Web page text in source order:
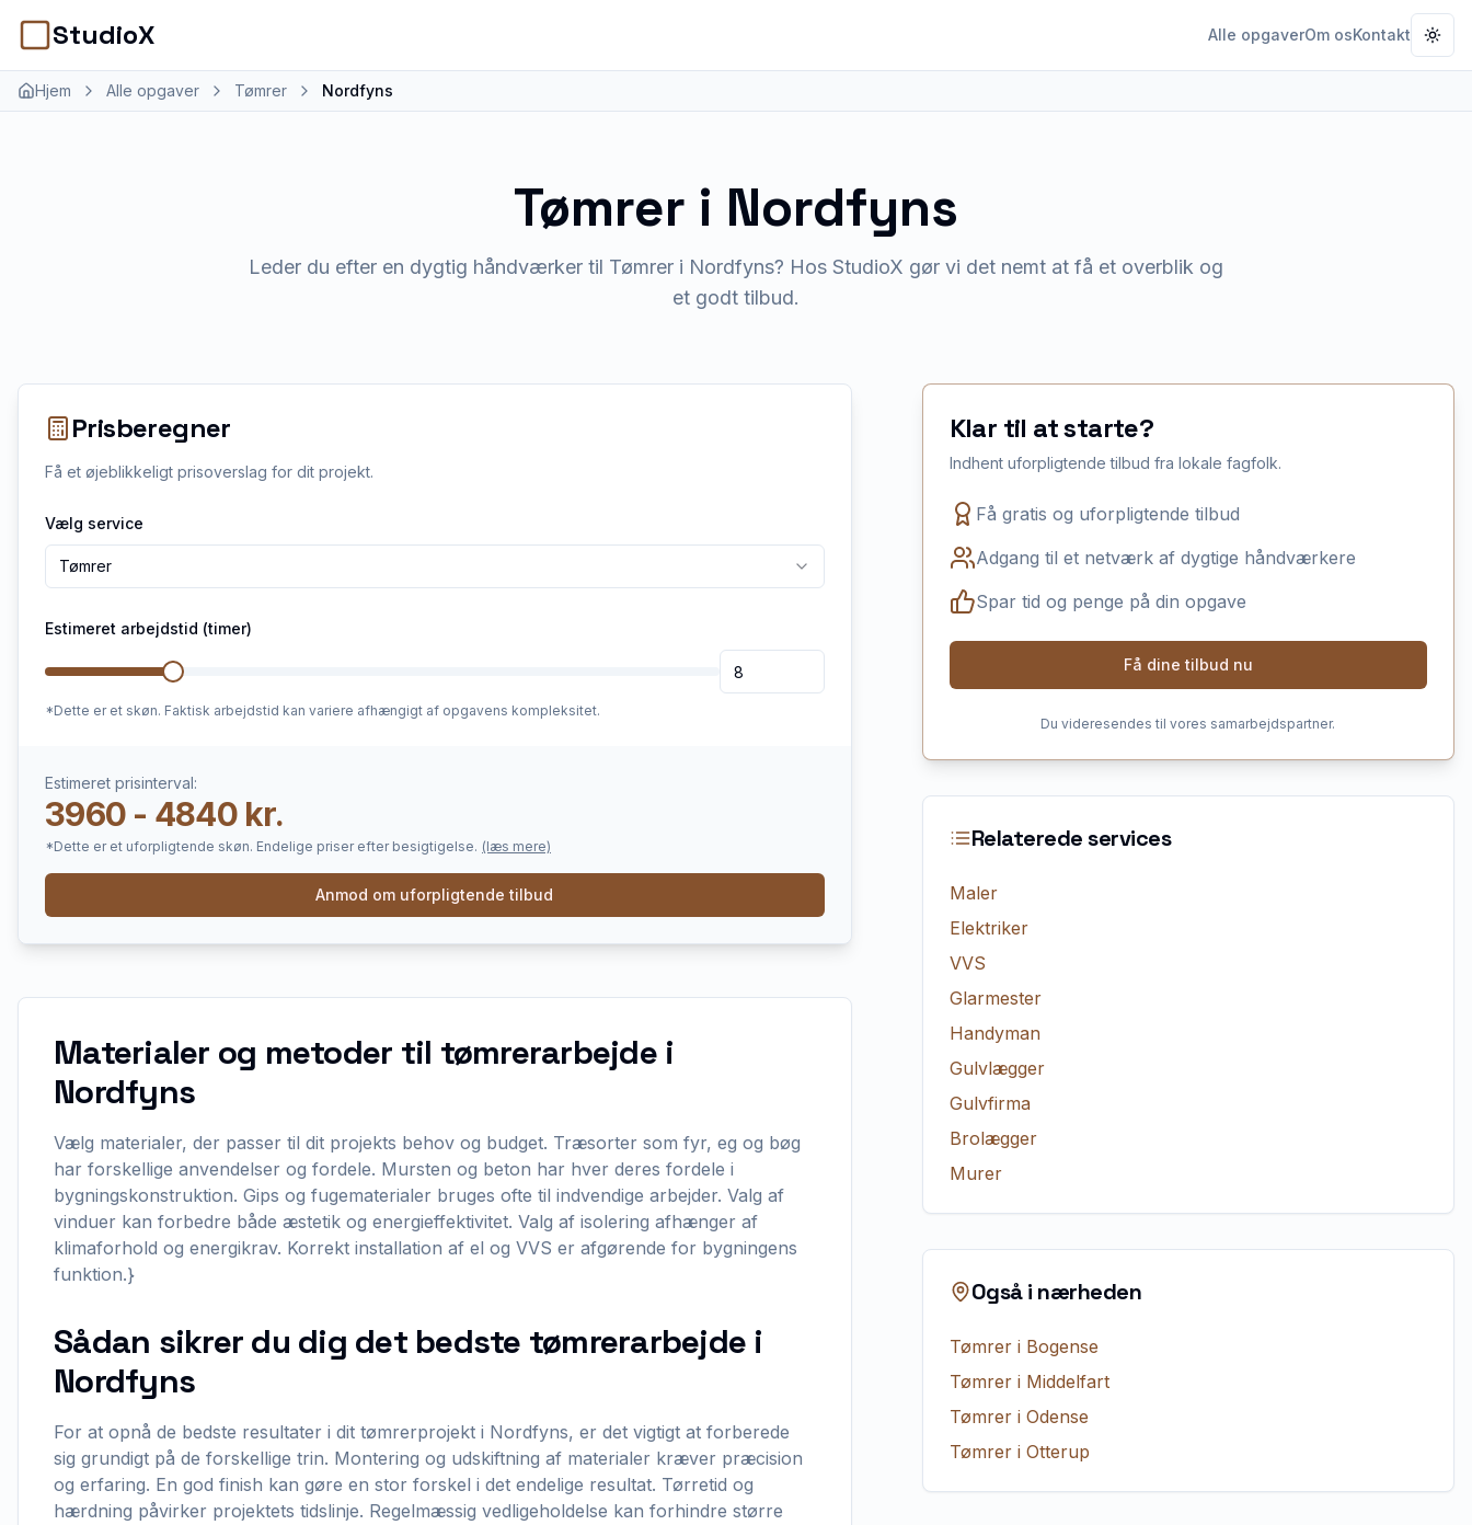
StudioX Alle opgaverOm osKontakt
Hjem Alle opgaver Tømrer Nordfyns
Tømrer i Nordfyns
Leder du efter en dygtig håndværker til Tømrer i Nordfyns? Hos StudioX gør vi det nemt at få et overblik og
et godt tilbud.
Prisberegner
Få et øjeblikkeligt prisoverslag for dit projekt.
Vælg service
Tømrer
Estimeret arbejdstid (timer)
*Dette er et skøn. Faktisk arbejdstid kan variere afhængigt af opgavens kompleksitet.
Estimeret prisinterval:
3960 - 4840 kr.
*Dette er et uforpligtende skøn. Endelige priser efter besigtigelse. (læs mere)
Anmod om uforpligtende tilbud
Materialer og metoder til tømrerarbejde i
Nordfyns
Vælg materialer, der passer til dit projekts behov og budget. Træsorter som fyr, eg og bøg
har forskellige anvendelser og fordele. Mursten og beton har hver deres fordele i
bygningskonstruktion. Gips og fugematerialer bruges ofte til indvendige arbejder. Valg af
vinduer kan forbedre både æstetik og energieffektivitet. Valg af isolering afhænger af
klimaforhold og energikrav. Korrekt installation af el og VVS er afgørende for bygningens
funktion.}
Sådan sikrer du dig det bedste tømrerarbejde i
Nordfyns
For at opnå de bedste resultater i dit tømrerprojekt i Nordfyns, er det vigtigt at forberede
sig grundigt på de forskellige trin. Montering og udskiftning af materialer kræver præcision
og erfaring. En god finish kan gøre en stor forskel i det endelige resultat. Tørretid og
hærdning påvirker projektets tidslinje. Regelmæssig vedligeholdelse kan forhindre større
Klar til at starte?
Indhent uforpligtende tilbud fra lokale fagfolk.
Få gratis og uforpligtende tilbud
Adgang til et netværk af dygtige håndværkere
Spar tid og penge på din opgave
Få dine tilbud nu
Du videresendes til vores samarbejdspartner.
Relaterede services
Maler
Elektriker
VVS
Glarmester
Handyman
Gulvlægger
Gulvfirma
Brolægger
Murer
Også i nærheden
Tømreri Bogense
Tømreri Middelfart
Tømreri Odense
Tømreri Otterup